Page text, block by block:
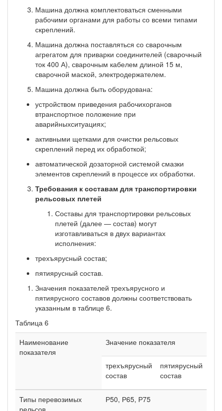
Машина должна комплектоваться сменными
рабочими органами для работы со всеми типами
скреплений.
Машина должна поставляться со сварочным
агрегатом для приварки соединителей (сва­рочный
ток 400 А), сварочным кабелем длиной 15 м,
сварочной маской, электродержателем.
Машина должна быть оборудована:
устройством приведения рабочихорганов
втранспортное положение при
аварийныхситуациях;
активными щетками для очистки рельсовых
скреплений перед их обработкой;
автоматической дозаторной системой смазки
элементов скреплений в процессе их обработки.
Требования к составам для транспортировки
рельсовых плетей
Составы для транспортировки рельсовых
плетей (далее — состав) могут
изготавливаться в двух вариантах
исполнения:
трехъярусный состав;
пятиярусный состав.
Значения показателей трехъярусного и
пятиярусного составов должны соответствовать
указанным в таблице 6.
Таблица 6
Наименование
показателя
Значение показателя
трехъярусный
состав
пятиярусный
состав
Типы перевозимых
рельсов
Р50, Р65, Р75